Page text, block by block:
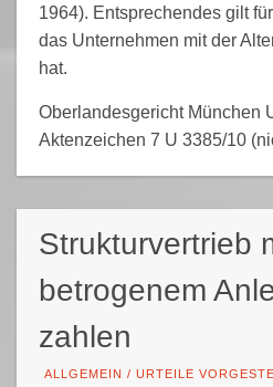
1964). Entsprechendes gilt
das Unternehmen mit der
hat.
Oberlandesgericht München
Aktenzeichen 7 U 3385/10
Strukturvertrieb
betrogenem
zahlen
ALLGEMEIN / URTEILE